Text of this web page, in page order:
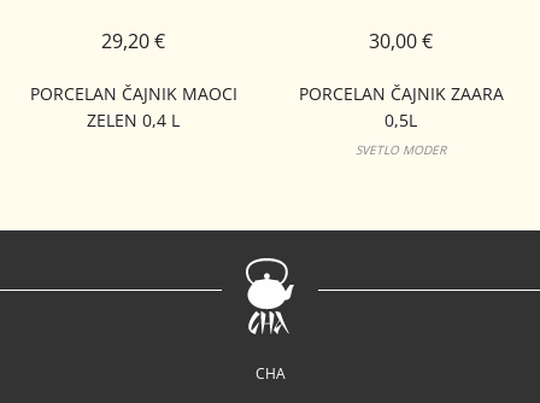
PORCELAN ČAJNIK MAOCI
ZELEN 0,4 L
29,20 €
PORCELAN ČAJNIK ZAARA
0,5L
SVETLO MODER
30,00 €
CHA